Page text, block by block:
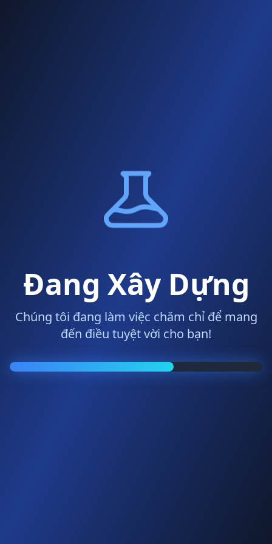
Đang Xây Dựng
Chúng tôi đang làm việc chăm chỉ để mang
đến điều tuyệt vời cho bạn!